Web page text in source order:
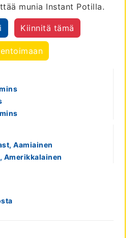
munia Instant Potilla.
Kiinnitä tämä
minutes
mins
Aamiainen
Amerikkalainen